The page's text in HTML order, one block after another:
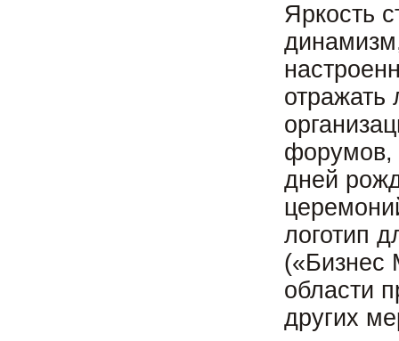
Яркость
отражать
форумов,
дней
логотип
(«Бизнес
области
других